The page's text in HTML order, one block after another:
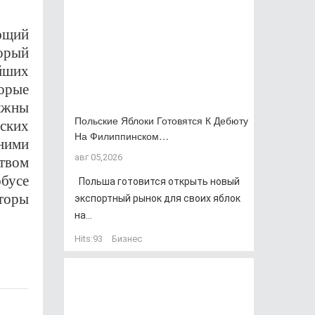
Польские Яблоки Готовятся К Дебюту
На Филиппинском…
авг 05,2026
Польша готовится открыть новый
экспортный рынок для своих яблок
на...
Hits:93 Бизнес